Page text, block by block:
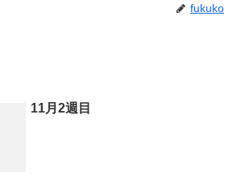
fukuko
11月2週目